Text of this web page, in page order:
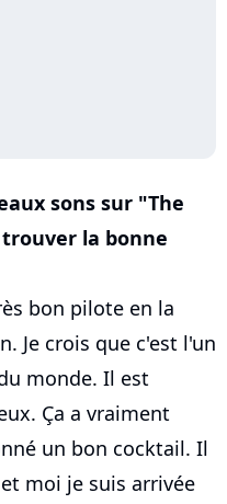
sons sur "The
la bonne
bon pilote en la
Je crois que c'est l'un
monde. Il est
Ça a vraiment
un bon cocktail. Il
moi je suis arrivée